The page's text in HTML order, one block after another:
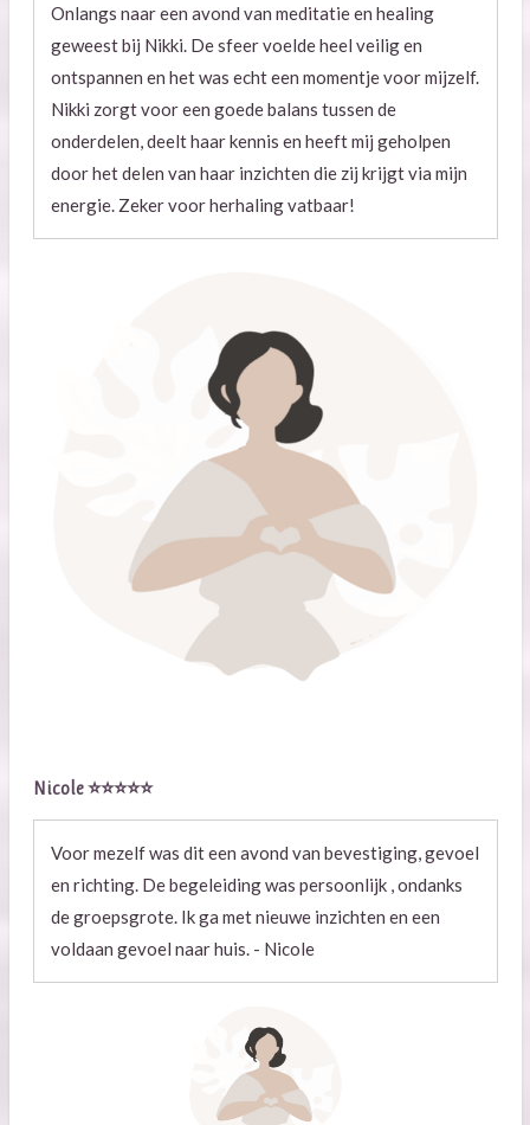
Onlangs naar een avond van meditatie en healing
geweest bij Nikki. De sfeer voelde heel veilig en
ontspannen en het was echt een momentje voor mijzelf.
Nikki zorgt voor een goede balans tussen de
onderdelen, deelt haar kennis en heeft mij geholpen
door het delen van haar inzichten die zij krijgt via mijn
energie. Zeker voor herhaling vatbaar!
Nicole⭐⭐⭐⭐⭐
Voor mezelf was dit een avond van bevestiging, gevoel
en richting. De begeleiding was persoonlijk , ondanks
de groepsgrote. Ik ga met nieuwe inzichten en een
voldaan gevoel naar huis. - Nicole